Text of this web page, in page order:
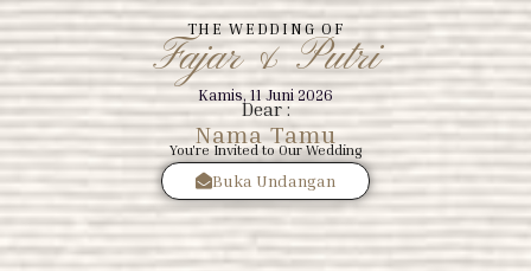
THE WEDDING OF
Fajar & Putri
Kamis, 11 Juni 2026
Dear :
Nama Tamu
You're Invited to Our Wedding
Buka Undangan
menciptakan makhluk-Nya secara berpasang-pasangan
Kami bermaksud menyelenggarakan pernikahan kami